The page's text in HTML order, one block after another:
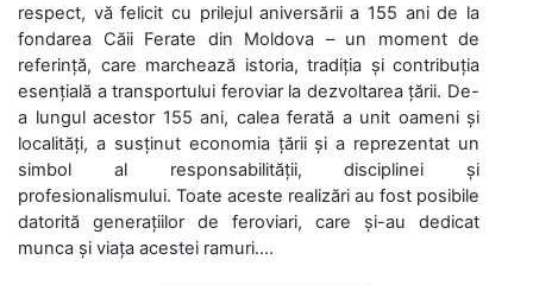
respect, vă felicit cu prilejul aniversării a 155 ani de la
fondarea Căii Ferate din Moldova – un moment de
referință, care marchează istoria, tradiția și contribuția
esențială a transportului feroviar la dezvoltarea țării. De-
a lungul acestor 155 ani, calea ferată a unit oameni și
localități, a susținut economia țării și a reprezentat un
simbol al responsabilității, disciplinei și
profesionalismului. Toate aceste realizări au fost posibile
datorită generațiilor de feroviari, care și-au dedicat
munca și viața acestei ramuri....